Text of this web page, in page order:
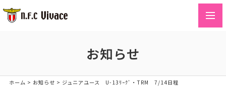
お知らせ
ホーム > お知らせ > ジュニアユース U-13ﾘｰｸﾞ・TRM 7/14日程